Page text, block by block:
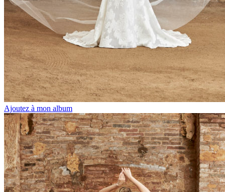
Ajoutez à mon album